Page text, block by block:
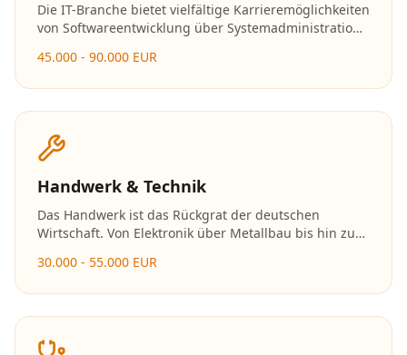
Die IT-Branche bietet vielfältige Karrieremöglichkeiten
von Softwareentwicklung über Systemadministration
fortschreitenden Digitalisierung wächst der Bedarf an
45.000 - 90.000 EUR
Handwerk & Technik
Das Handwerk ist das Rückgrat der deutschen
Wirtschaft. Von Elektronik über Metallbau bis hin zu
mit exzellenten Zukunftsaussichten und der
30.000 - 55.000 EUR